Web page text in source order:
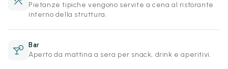
Pietanze tipiche vengono servite a cena al ristorante
interno della struttura.
Bar
Aperto da mattina a sera per snack, drink e aperitivi.